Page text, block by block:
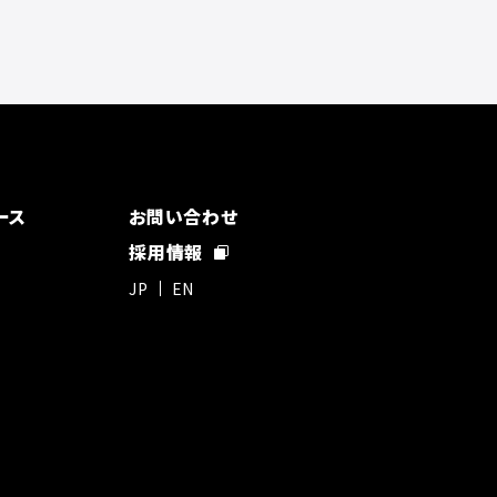
ス
お問い合わせ
採用情報
JP EN